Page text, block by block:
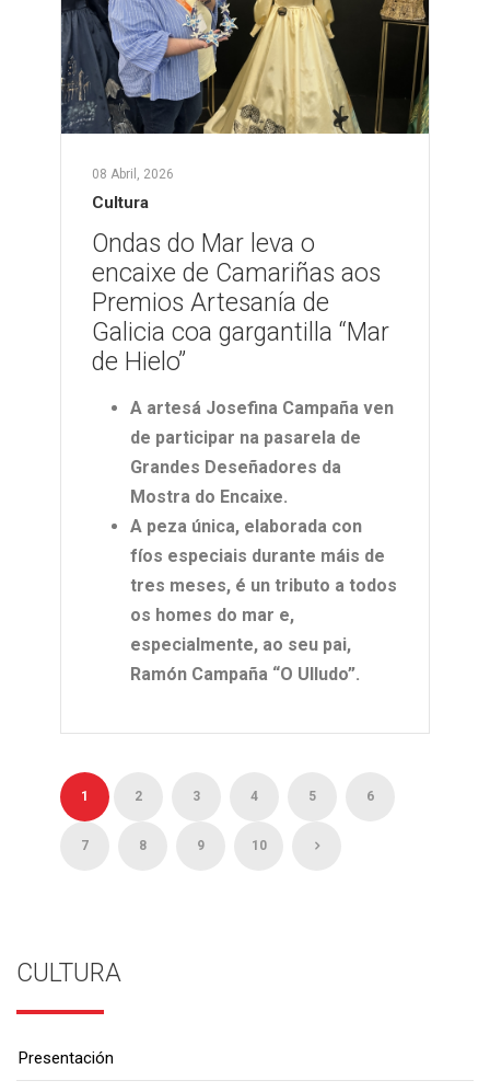
08 Abril, 2026
Cultura
Ondas do Mar leva o
encaixe de Camariñas aos
Premios Artesanía de
Galicia coa gargantilla “Mar
de Hielo”
A artesá Josefina Campaña ven
de participar na pasarela de
Grandes Deseñadores da
Mostra do Encaixe.
A peza única, elaborada con
fíos especiais durante máis de
tres meses, é un tributo a todos
os homes do mar e,
especialmente, ao seu pai,
Ramón Campaña “O Ulludo”.
1 2 3 4 5 6
7 8 9 10
CULTURA
Presentación